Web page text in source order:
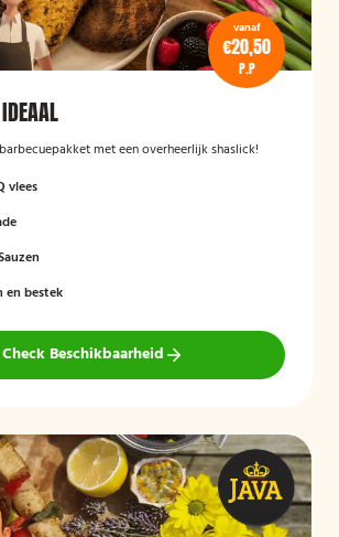
vanaf
€20,50
P.P
met een overheerlijk shaslick!
vlees
en bestek
Check Beschikbaarheid